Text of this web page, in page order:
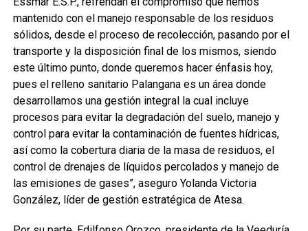
mantenido con el manejo responsable de los residuos
sólidos, desde el proceso de recolección, pasando por el
transporte y la disposición final de los mismos, siendo
este último punto, donde queremos hacer énfasis hoy,
pues el relleno sanitario Palangana es un área donde
desarrollamos una gestión integral la cual incluye
procesos para evitar la degradación del suelo, manejo y
control para evitar la contaminación de fuentes hídricas,
así como la cobertura diaria de la masa de residuos, el
control de drenajes de líquidos percolados y manejo de
las emisiones de gases”, aseguro Yolanda Victoria
González, líder de gestión estratégica de Atesa.